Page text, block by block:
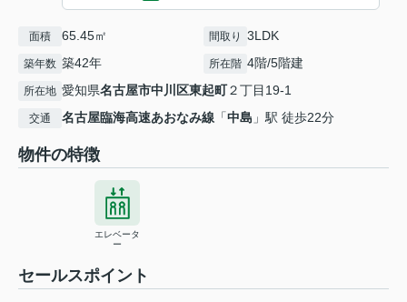
面積 65.45㎡ 間取り 3LDK
築年数 築42年 所在階 4階/5階建
所在地 愛知県名古屋市中川区東起町２丁目19-1
交通 名古屋臨海高速あおなみ線 「中島 」駅 徒歩22分
物件の特徴
エレベータ
ー
セールスポイント